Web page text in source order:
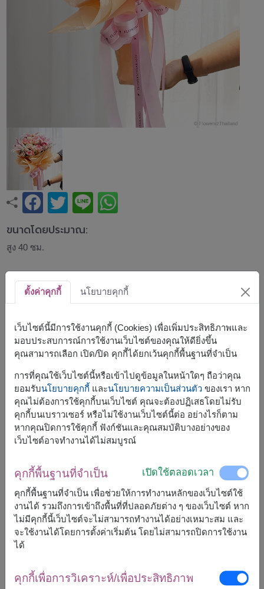
ขนาดโดยประมาณ:
สูง 40 ซม.
ช่อดอกไม้โทนชมพูหวานที่ผสานกุหลาบสีชมพู ลิลลี่สีชมพู
และคาร์เนชั่นอย่างลงตัว เติมความละมุนด้วยดอกยิปโซและ
ดอกไม้แซม สื่อถึงความรัก ความอ่อนโยน และความห่วงใย
คนพิเศษในทุกโอกาส
สินค้าแบบที่ใกล้เคียงกัน ได้แก่FLV648,FLV618
จัดส่งได้เร็วสุดวันนี้
แต่สามารถกำหนดวันได้
ราคาตามพื้นที่จัดส่ง
เริ่มต้นที่ ฿1,900
ฟรีจัดส่ง + ฟรีการ์ดเขียนข้อความ
หมายเหตุ:
การจัดและดอกไม้อาจจะแตกต่างจากที่เห็นในรูปบ้าง
ตั้งค่าคุกกี้ นโยบายคุกกี้
เว็บไซต์นี้มีการใช้งานคุกกี้ (Cookies) เพื่อเพิ่มประสิทธิภาพและ
มอบประสบการณ์การใช้งานเว็บไซต์ของคุณให้ดียิ่งขึ้น
คุณสามารถเลือก เปิด/ปิด คุกกี้ได้ยกเว้นคุกกี้พื้นฐานที่จำเป็น
การที่คุณใช้เว็บไซต์นี้หรือเข้าไปดูข้อมูลในหน้าใดๆ ถือว่าคุณ
ยอมรับนโยบายคุกกี้ และนโยบายความเป็นส่วนตัวของเรา หาก
คุณไม่ต้องการใช้คุกกี้บนเว็บไซต์ คุณจะต้องปฏิเสธโดยไม่รับ
คุกกี้บนเบราวเซอร์ หรือไม่ใช้งานเว็บไซต์นี้ต่อ อย่างไรก็ตาม
หากคุณปิดการใช้คุกกี้ ฟังก์ชันและคุณสมบัติบางอย่างของ
เว็บไซต์อาจทำงานได้ไม่สมบูรณ์
คุกกี้พื้นฐานที่จำเป็น เปิดใช้ตลอดเวลา
คุกกี้พื้นฐานที่จำเป็น เพื่อช่วยให้การทำงานหลักของเว็บไซต์ใช้
งานได้ รวมถึงการเข้าถึงพื้นที่ที่ปลอดภัยต่าง ๆ ของเว็บไซต์ หาก
ไม่มีคุกกี้นี้เว็บไซต์จะไม่สามารถทำงานได้อย่างเหมาะสม และ
จะใช้งานได้โดยการตั้งค่าเริ่มต้น โดยไม่สามารถปิดการใช้งาน
ได้
คุกกี้เพื่อการวิเคราะห์/เพื่อประสิทธิภาพ